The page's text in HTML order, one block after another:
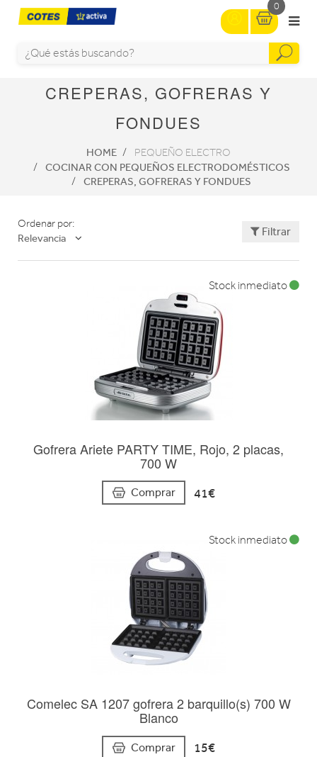
0
CREPERAS, GOFRERAS Y
FONDUES
HOME PEQUEÑO ELECTRO
COCINAR CON PEQUEÑOS ELECTRODOMÉSTICOS
CREPERAS, GOFRERAS Y FONDUES
Ordenar por:
Relevancia
Filtrar
Gofrera Ariete PARTY TIME, Rojo, 2 placas,
700 W
Comprar 41€
Stock inmediato
Comelec SA 1207 gofrera 2 barquillo(s) 700 W
Blanco
Comprar 15€
Stock inmediato